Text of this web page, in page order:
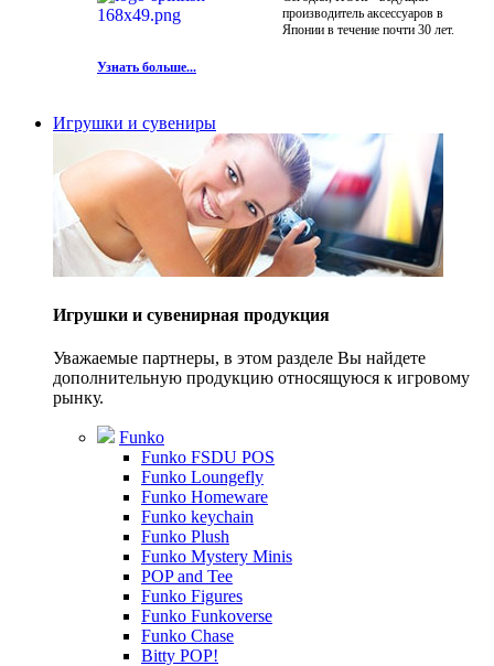
производитель аксессуаров в
Японии в течение почти 30 лет.
Узнать больше...
Игрушки и сувениры
Игрушки и сувенирная продукция
Уважаемые партнеры, в этом разделе Вы найдете
дополнительную продукцию относящуюся к игровому
рынку.
Funko
Funko FSDU POS
Funko Loungefly
Funko Homeware
Funko keychain
Funko Plush
Funko Mystery Minis
POP and Tee
Funko Figures
Funko Funkoverse
Funko Chase
Bitty POP!